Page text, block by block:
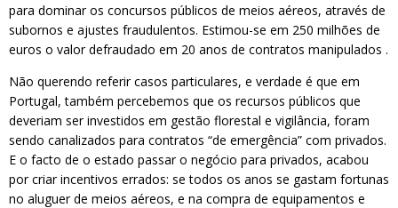
para dominar os concursos públicos de meios aéreos, através de
subornos e ajustes fraudulentos. Estimou-se em 250 milhões de
euros o valor defraudado em 20 anos de contratos manipulados .
Não querendo referir casos particulares, e verdade é que em
Portugal, também percebemos que os recursos públicos que
deveriam ser investidos em gestão florestal e vigilância, foram
sendo canalizados para contratos “de emergência” com privados.
E o facto de o estado passar o negócio para privados, acabou
por criar incentivos errados: se todos os anos se gastam fortunas
no aluguer de meios aéreos, e na compra de equipamentos e